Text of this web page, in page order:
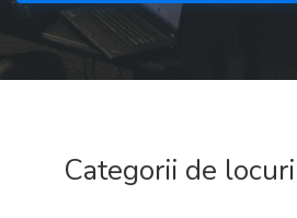
Categorii de